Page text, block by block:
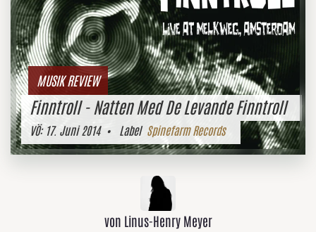
MUSIK REVIEW
Finntroll - Natten Med De Levande Finntroll
VÖ:17. Juni 2014• Label Spinefarm Records
von Linus-Henry Meyer